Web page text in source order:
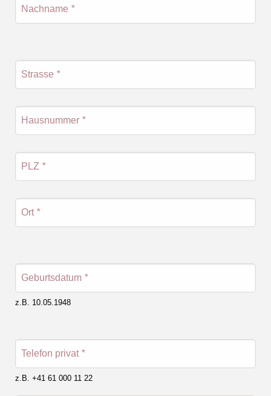
Nachname *
Strasse *
Hausnummer *
PLZ *
Ort *
Geburtsdatum *
z.B. 10.05.1948
Telefon privat *
z.B. +41 61 000 11 22